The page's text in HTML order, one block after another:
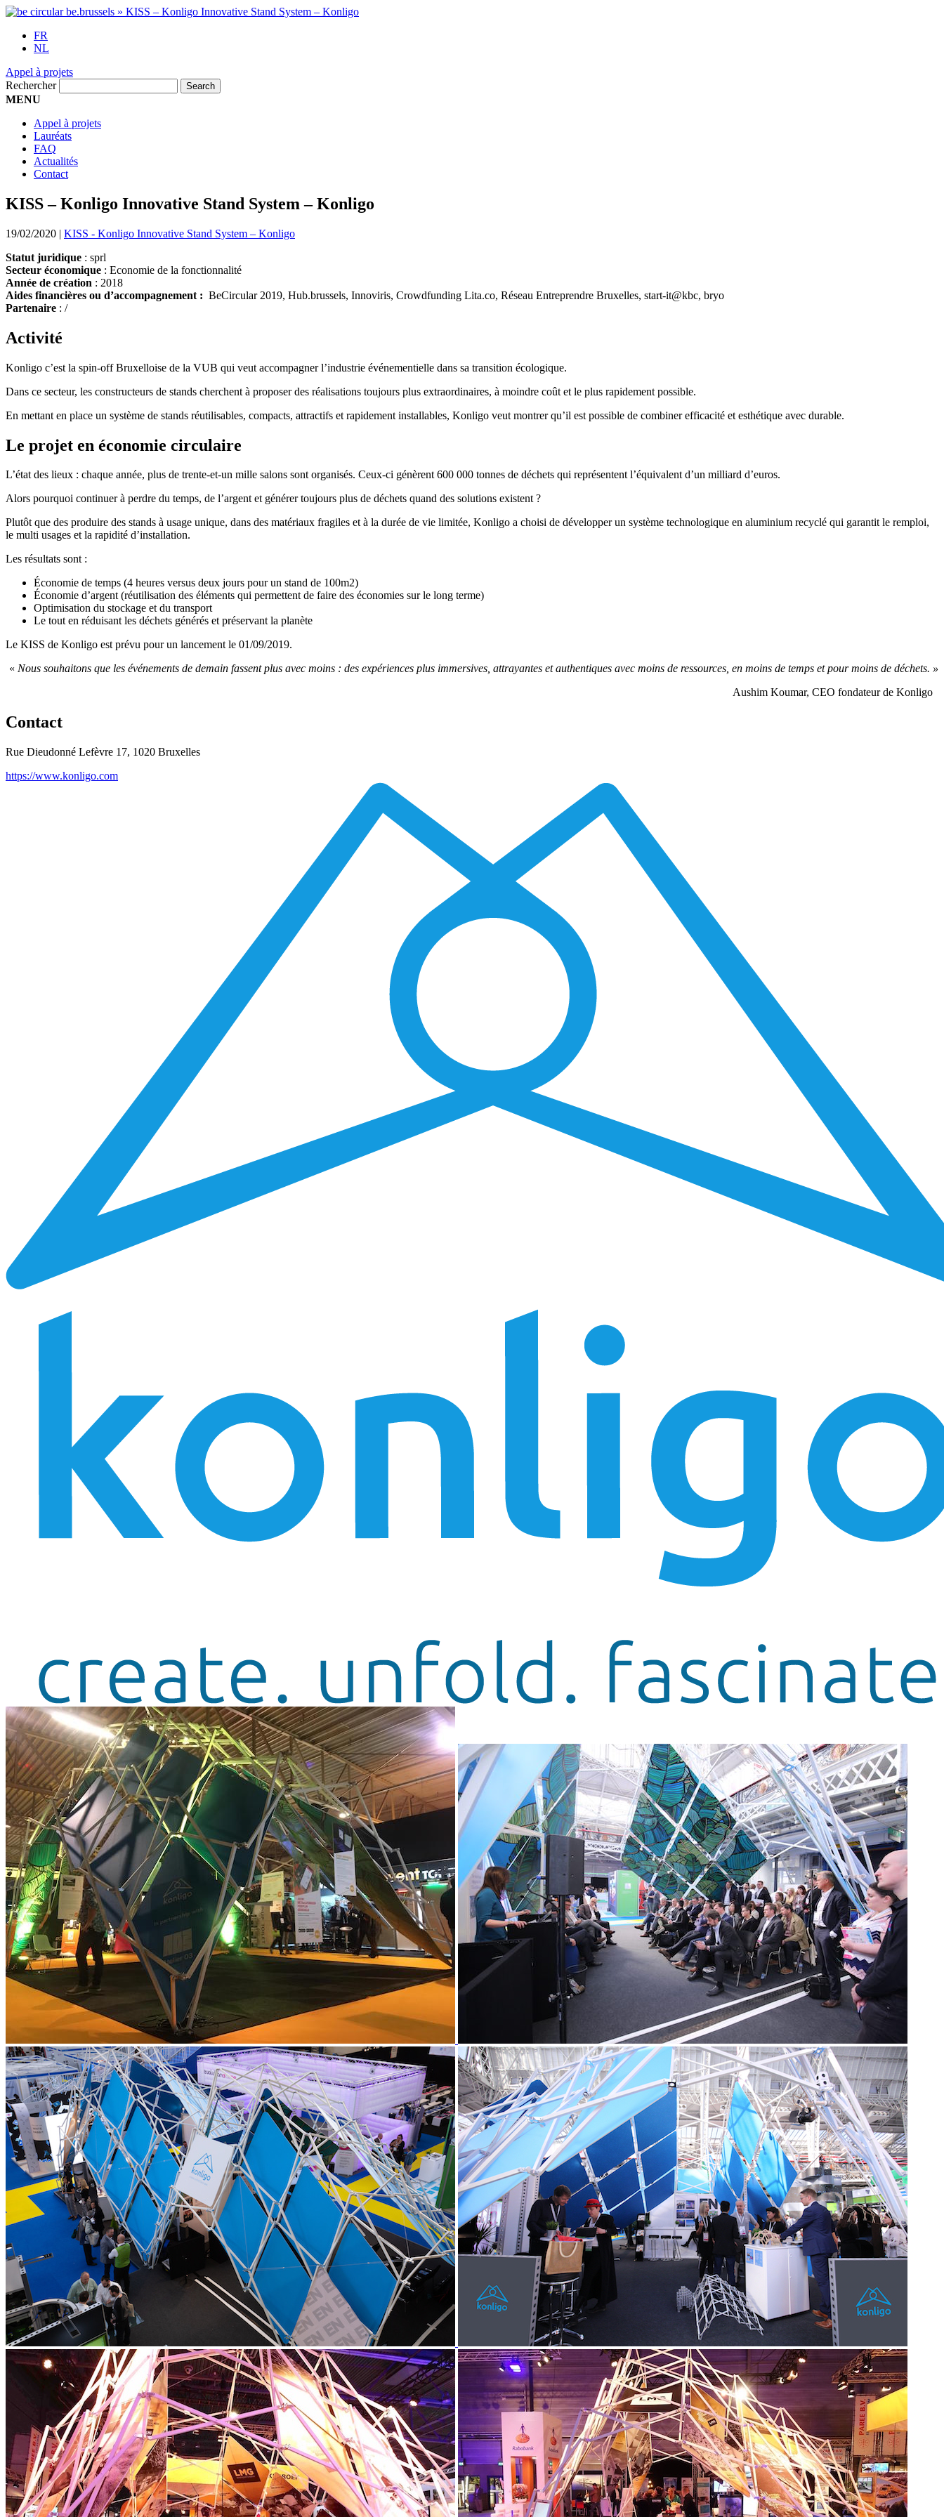
FR
NL
Appel à projets
Rechercher
MENU
Appel à projets
Lauréats
FAQ
Actualités
Contact
KISS – Konligo Innovative Stand System – Konligo
19/02/2020 | KISS - Konligo Innovative Stand System – Konligo
Statut juridique : sprl
Secteur économique : Economie de la fonctionnalité
Année de création : 2018
Aides financières ou d’accompagnement : BeCircular 2019, Hub.brussels, Innoviris, Crowdfunding Lita.co, Réseau Entreprendre Bruxelles, start-it@kbc, bryo
Partenaire : /
Activité
Konligo c’est la spin-off Bruxelloise de la VUB qui veut accompagner l’industrie événementielle dans sa transition écologique.
Dans ce secteur, les constructeurs de stands cherchent à proposer des réalisations toujours plus extraordinaires, à moindre coût et le plus rapidement possible.
En mettant en place un système de stands réutilisables, compacts, attractifs et rapidement installables, Konligo veut montrer qu’il est possible de combiner efficacité et esthétique avec durable.
Le projet en économie circulaire
L’état des lieux : chaque année, plus de trente-et-un mille salons sont organisés. Ceux-ci génèrent 600 000 tonnes de déchets qui représentent l’équivalent d’un milliard d’euros.
Alors pourquoi continuer à perdre du temps, de l’argent et générer toujours plus de déchets quand des solutions existent ?
Plutôt que des produire des stands à usage unique, dans des matériaux fragiles et à la durée de vie limitée, Konligo a choisi de développer un système technologique en aluminium recyclé qui garantit le remploi,
le multi usages et la rapidité d’installation.
Les résultats sont :
Économie de temps (4 heures versus deux jours pour un stand de 100m2)
Économie d’argent (réutilisation des éléments qui permettent de faire des économies sur le long terme)
Optimisation du stockage et du transport
Le tout en réduisant les déchets générés et préservant la planète
Le KISS de Konligo est prévu pour un lancement le 01/09/2019.
« Nous souhaitons que les événements de demain fassent plus avec moins : des expériences plus immersives, attrayantes et authentiques avec moins de ressources, en moins de temps et pour moins de déchets. »
Aushim Koumar, CEO fondateur de Konligo
Contact
Rue Dieudonné Lefèvre 17, 1020 Bruxelles
https://www.konligo.com